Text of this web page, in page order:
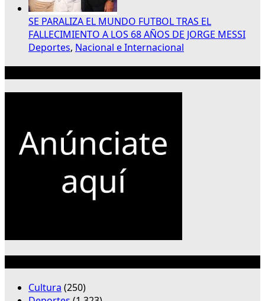
SE PARALIZA EL MUNDO FUTBOL TRAS EL
FALLECIMIENTO A LOS 68 AÑOS DE JORGE MESSI
Deportes, Nacional e Internacional
Cultura (250)